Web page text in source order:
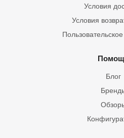
Условия
Условия
Блог